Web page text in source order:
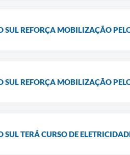
SUL REFORÇA MOBILIZAÇÃO
SUL REFORÇA MOBILIZAÇÃO
SUL TERÁ CURSO DE